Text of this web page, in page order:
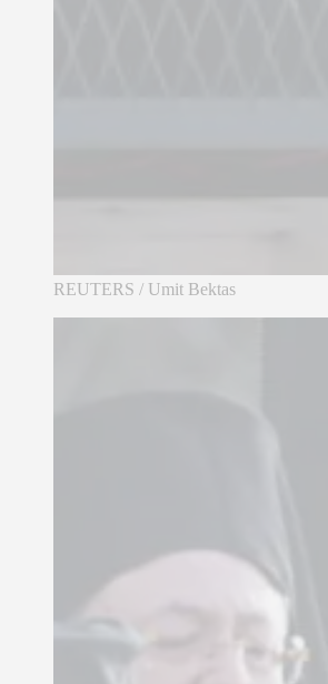
REUTERS / Umit Bektas